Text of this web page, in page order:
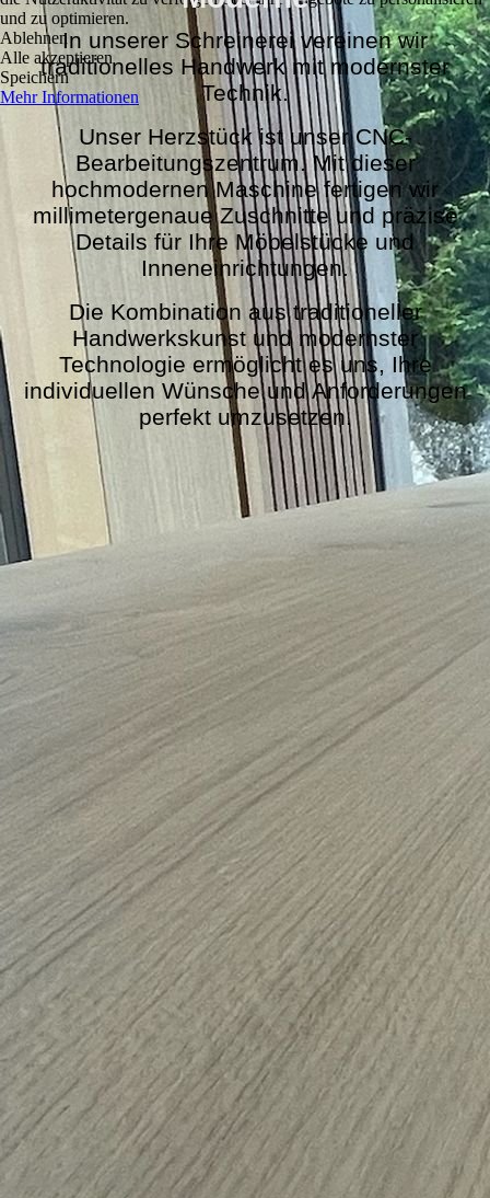
In unserer Schreinerei vereinen wir
traditionelles Handwerk mit modernster
Technik.
Unser Herzstück ist unser CNC-
Bearbeitungszentrum.Mit dieser
hochmodernen Maschine fertigen wir
millimetergenaue Zuschnitte und präzise
Details für Ihre Möbelstücke und
Inneneinrichtungen.
Die Kombination aus traditioneller
Handwerkskunst und modernster
Technologie ermöglicht es uns, Ihre
individuellen Wünsche und Anforderungen
perfekt umzusetzen.
und zu optimieren.
Ablehnen
Alle akzeptieren
Speichern
Mehr Informationen